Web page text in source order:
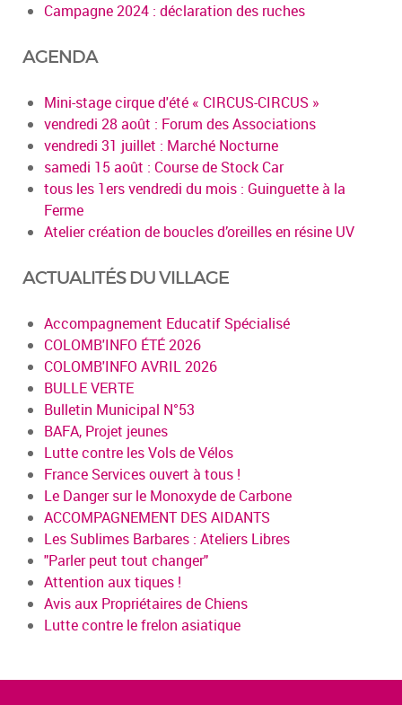
Campagne 2024 : déclaration des ruches
AGENDA
Mini-stage cirque d'été « CIRCUS-CIRCUS »
vendredi 28 août : Forum des Associations
vendredi 31 juillet : Marché Nocturne
samedi 15 août : Course de Stock Car
tous les 1ers vendredi du mois : Guinguette à la
Ferme
Atelier création de boucles d’oreilles en résine UV
ACTUALITÉS DU VILLAGE
Accompagnement Educatif Spécialisé
COLOMB'INFO ÉTÉ 2026
COLOMB'INFO AVRIL 2026
BULLE VERTE
Bulletin Municipal N°53
BAFA, Projet jeunes
Lutte contre les Vols de Vélos
France Services ouvert à tous !
Le Danger sur le Monoxyde de Carbone
ACCOMPAGNEMENT DES AIDANTS
Les Sublimes Barbares : Ateliers Libres
"Parler peut tout changer"
Attention aux tiques !
Avis aux Propriétaires de Chiens
Lutte contre le frelon asiatique